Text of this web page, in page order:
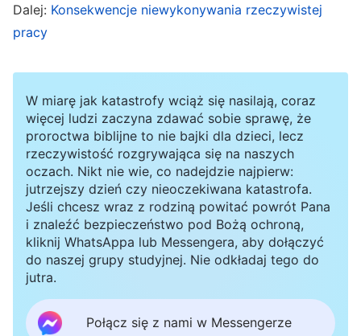
odpycha cię ona, czujesz wobec niej opór i
sposób, to Bóg całkowicie tobą gardzi i nie
masz żadnych szans, jesteś nie do uratowania.
Jeśli w głębi serca rzeczywiście miłujesz
prawdę, a jednak jesteś nieco słabego
charakteru, pozbawiony wnikliwości i niezbyt
mądry; jeśli czasem popełniasz błędy, ale nie
zamierzasz czynić zła, a po prostu zrobiłeś kilka
głupstw; jeśli w głębi serca pragniesz usłyszeć
Boże omówienie prawdy i tęsknisz za prawdą;
jeśli do prawdy i słów Bożych podchodzisz z
tęsknotą i szczerością, potrafisz cenić i
Dalej: Konsekwencje niewykonywania rzeczywistej
pracy
W miarę jak katastrofy wciąż się nasilają, coraz
więcej ludzi zaczyna zdawać sobie sprawę, że
proroctwa biblijne to nie bajki dla dzieci, lecz
rzeczywistość rozgrywająca się na naszych
oczach. Nikt nie wie, co nadejdzie najpierw:
jutrzejszy dzień czy nieoczekiwana katastrofa.
Jeśli chcesz wraz z rodziną powitać powrót Pana
i znaleźć bezpieczeństwo pod Bożą ochroną,
kliknij WhatsAppa lub Messengera, aby dołączyć
do naszej grupy studyjnej. Nie odkładaj tego do
jutra.
Połącz się z nami w Messengerze